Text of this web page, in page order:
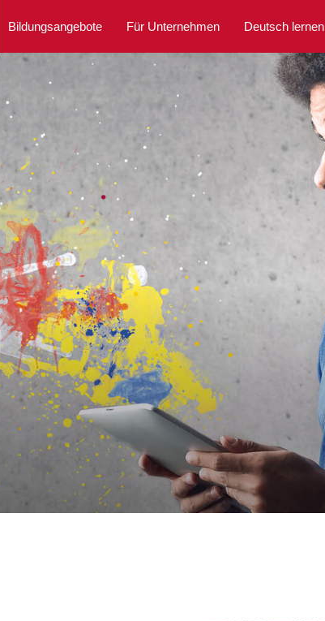
Bildungsangebote Für Unternehmen Deutsch lernen